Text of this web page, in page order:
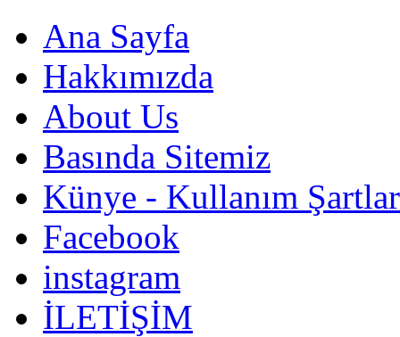
Ana Sayfa
Hakkımızda
About Us
Basında Sitemiz
Künye - Kullanım
Facebook
instagram
İLETİŞİM